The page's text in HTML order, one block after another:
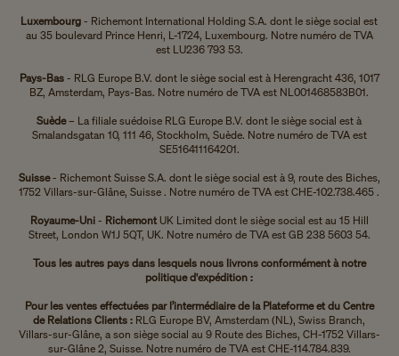
Luxembourg- Richemont International Holding S.A. dont le siège social est
au 35 boulevard Prince Henri, L-1724, Luxembourg. Notre numéro de TVA
est LU236 793 53.
Pays-Bas - RLG Europe B.V. dont le siège social est à Herengracht 436, 1017
BZ, Amsterdam, Pays-Bas. Notre numéro de TVA est NL001468583B01.
Suède– La filiale suédoise RLG Europe B.V. dont le siège social est à
Smalandsgatan 10, 111 46, Stockholm, Suède. Notre numéro de TVA est
SE516411164201.
Suisse- Richemont Suisse S.A. dont le siège social est à 9, route des Biches,
1752 Villars-sur-Glâne, Suisse . Notre numéro de TVA est CHE-102.738.465 .
Royaume-Uni - Richemont UK Limited dont le siège social est au 15 Hill
Street, London W1J 5QT, UK. Notre numéro de TVA est GB 238 5603 54.
Tous les autres pays dans lesquels nous livrons conformément à notre
politique d'expédition :
Pour les ventes effectuées par l’intermédiaire de la Plateforme et du Centre
de Relations Clients : RLG Europe BV, Amsterdam (NL), Swiss Branch,
Villars-sur-Glâne, a son siège social au 9 Route des Biches, CH-1752 Villars-
sur-Glâne 2, Suisse. Notre numéro de TVA est CHE-114.784.839.